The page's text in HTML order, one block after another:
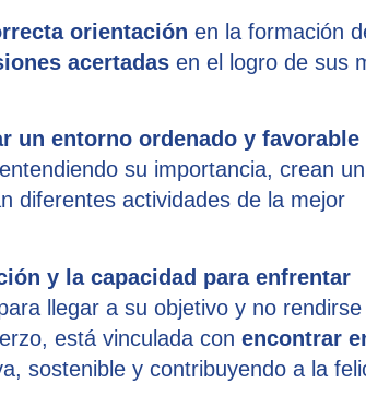
orientación en la formación
acertadas en el logro de sus
un entorno ordenado y favorable
su importancia, crean un
diferentes actividades de la mejor
y la capacidad para enfrentar
llegar a su objetivo y no
está vinculada con encontrar
sostenible y contribuyendo a la